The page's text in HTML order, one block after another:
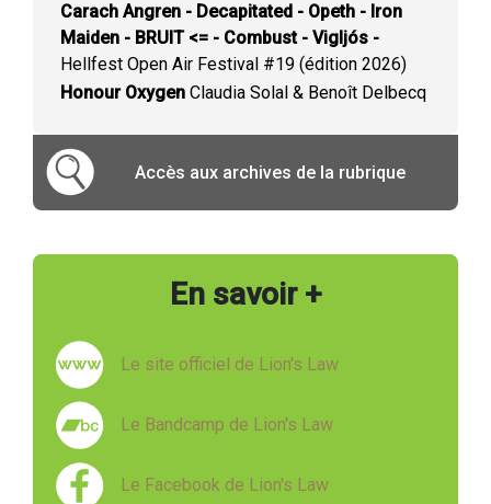
Carach Angren - Decapitated - Opeth - Iron
Maiden - BRUIT <= - Combust - Vigljós -
Hellfest Open Air Festival #19 (édition 2026)
Honour Oxygen Claudia Solal & Benoît Delbecq
Accès aux archives de la rubrique
En savoir +
Le site officiel de Lion's Law
Le Bandcamp de Lion's Law
Le Facebook de Lion's Law